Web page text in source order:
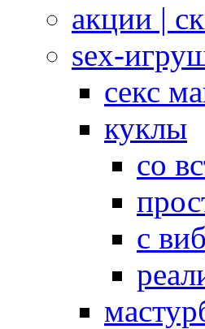
акции |
sex-
секс
куклы
со
с